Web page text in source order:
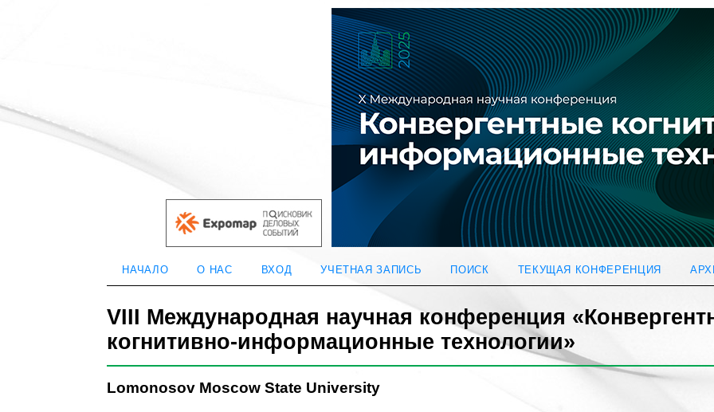
НАЧАЛО О НАС ВХОД УЧЕТНАЯ ЗАПИСЬ ПОИСК ТЕКУЩАЯ КОНФЕРЕНЦИЯ
VIII Международная научная конференция
когнитивно-информационные технологии»
Lomonosov Moscow State University